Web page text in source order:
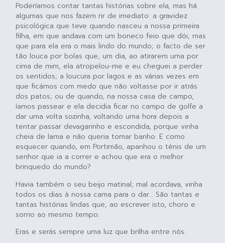
Poderíamos contar tantas histórias sobre ela, mas há
algumas que nos fazem rir de imediato: a gravidez
psicológica que teve quando nasceu a nossa primeira
filha, em que andava com um boneco feio que dói, mas
que para ela era o mais lindo do mundo; o facto de ser
tão louca por bolas que, um dia, ao atirarem uma por
cima de mim, ela atropelou-me e eu cheguei a perder
os sentidos; a loucura por lagos e as várias vezes em
que ficámos com medo que não voltasse por ir atrás
dos patos; ou de quando, na nossa casa de campo,
íamos passear e ela decidia ficar no campo de golfe a
dar uma volta sozinha, voltando uma hora depois a
tentar passar devagarinho e escondida, porque vinha
cheia de lama e não queria tomar banho. E como
esquecer quando, em Portimão, apanhou o ténis de um
senhor que ia a correr e achou que era o melhor
brinquedo do mundo?
Havia também o seu beijo matinal; mal acordava, vinha
todos os dias à nossa cama para o dar… São tantas e
tantas histórias lindas que, ao escrever isto, choro e
sorrio ao mesmo tempo.
Eras e serás sempre uma luz que brilha entre nós.